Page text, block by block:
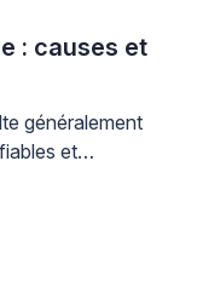
: causes et
généralement
et
support